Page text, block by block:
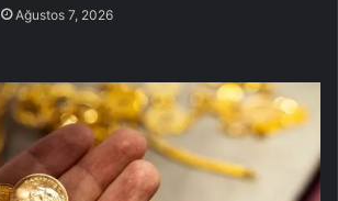
Ağustos 7, 2026